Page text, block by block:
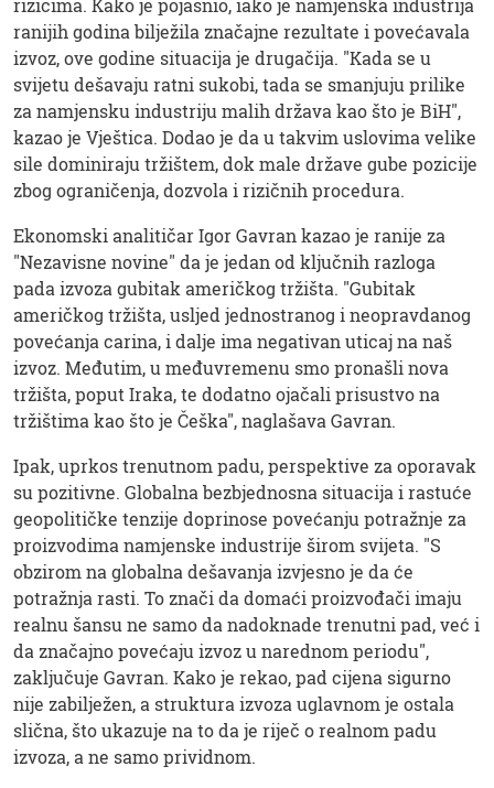
rizicima. Kako je pojasnio, iako je namjenska industrija
ranijih godina bilježila značajne rezultate i povećavala
izvoz, ove godine situacija je drugačija. "Kada se u
svijetu dešavaju ratni sukobi, tada se smanjuju prilike
za namjensku industriju malih država kao što je BiH",
kazao je Vještica. Dodao je da u takvim uslovima velike
sile dominiraju tržištem, dok male države gube pozicije
zbog ograničenja, dozvola i rizičnih procedura.
Ekonomski analitičar Igor Gavran kazao je ranije za
"Nezavisne novine" da je jedan od ključnih razloga
pada izvoza gubitak američkog tržišta. "Gubitak
američkog tržišta, usljed jednostranog i neopravdanog
povećanja carina, i dalje ima negativan uticaj na naš
izvoz. Međutim, u međuvremenu smo pronašli nova
tržišta, poput Iraka, te dodatno ojačali prisustvo na
tržištima kao što je Češka", naglašava Gavran.
Ipak, uprkos trenutnom padu, perspektive za oporavak
su pozitivne. Globalna bezbjednosna situacija i rastuće
geopolitičke tenzije doprinose povećanju potražnje za
proizvodima namjenske industrije širom svijeta. "S
obzirom na globalna dešavanja izvjesno je da će
potražnja rasti. To znači da domaći proizvođači imaju
realnu šansu ne samo da nadoknade trenutni pad, već i
da značajno povećaju izvoz u narednom periodu",
zaključuje Gavran. Kako je rekao, pad cijena sigurno
nije zabilježen, a struktura izvoza uglavnom je ostala
slična, što ukazuje na to da je riječ o realnom padu
izvoza, a ne samo prividnom.